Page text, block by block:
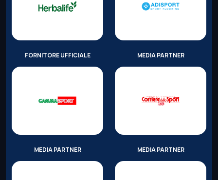
FORNITORE UFFICIALE MEDIA PARTNER
MEDIA PARTNER MEDIA PARTNER